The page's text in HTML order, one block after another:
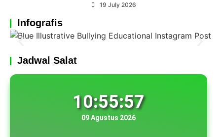
19 July 2026
Infografis
Jadwal Salat
10:55:59
09 Agustus 2026